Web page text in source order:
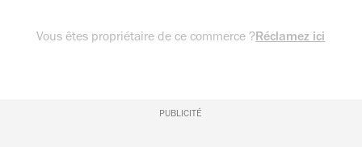
Vous êtes propriétaire de ce commerce ?Réclamez ici
PUBLICITÉ